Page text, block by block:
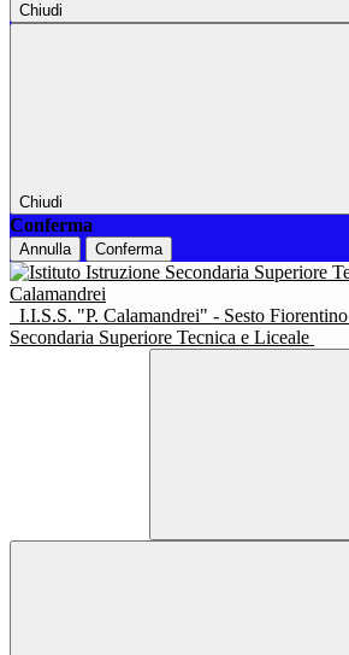
Chiudi
Chiudi
Conferma
Annulla Conferma
I.I.S.S. "P. Calamandrei" - Sesto Fiorentino
Secondaria Superiore Tecnica e Liceale